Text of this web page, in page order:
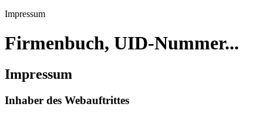
Impressum
Firmenbuch, UID-Nummer...
Impressum
Inhaber des Webauftrittes